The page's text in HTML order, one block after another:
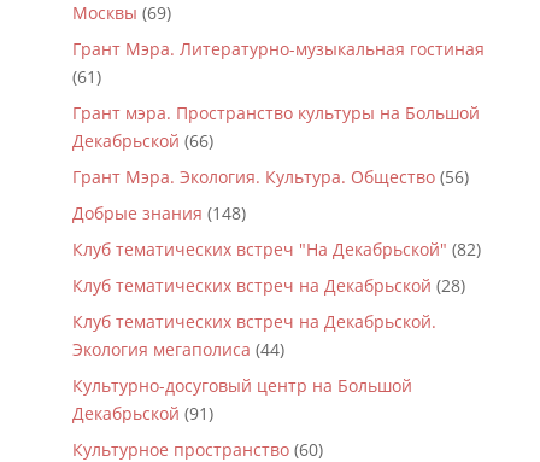
Москвы (69)
Грант Мэра. Литературно-музыкальная гостиная
(61)
Грант мэра. Пространство культуры на Большой
Декабрьской (66)
Грант Мэра. Экология. Культура. Общество(56)
Добрые знания (148)
Клуб тематических встреч "На Декабрьской" (82)
Клуб тематических встреч на Декабрьской (28)
Клуб тематических встреч на Декабрьской.
Экология мегаполиса (44)
Культурно-досуговый центр на Большой
Декабрьской (91)
Культурное пространство(60)